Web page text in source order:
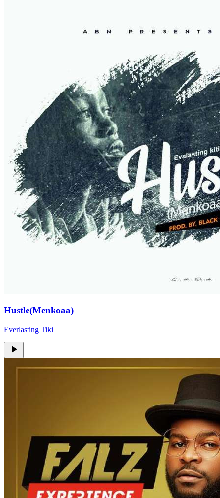
Hustle(Menkoaa)
Everlasting Tiki